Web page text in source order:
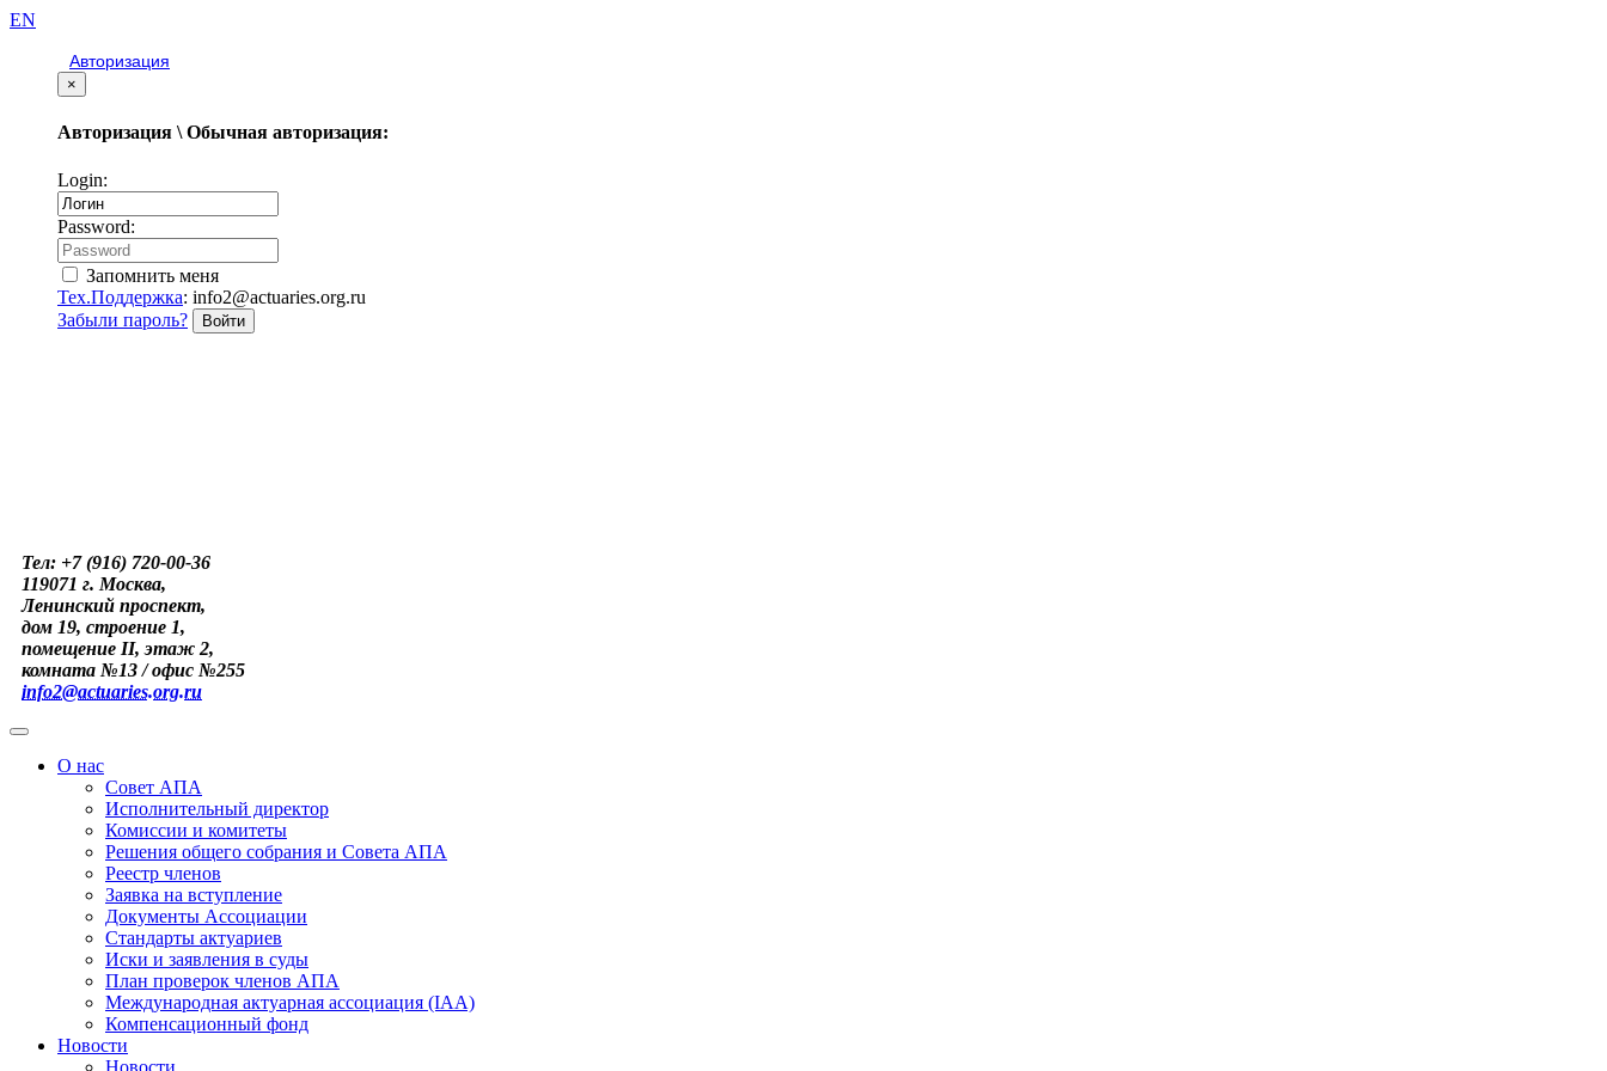
EN
Авторизация
×
Авторизация \ Обычная авторизация:
Login:
Password:
Запомнить меня
Тех.Поддержка: info2@actuaries.org.ru
Забыли пароль?
Войти
Тел: +7 (916) 720-00-36
119071 г. Москва,
Ленинский проспект,
дом 19, строение 1,
помещение II, этаж 2,
комната №13 / офис №255
info2@actuaries.org.ru
О нас
Совет АПА
Исполнительный директор
Комиссии и комитеты
Решения общего собрания и Совета АПА
Реестр членов
Заявка на вступление
Документы Ассоциации
Стандарты актуариев
Иски и заявления в суды
План проверок членов АПА
Международная актуарная ассоциация (IAA)
Компенсационный фонд
Новости
Новости